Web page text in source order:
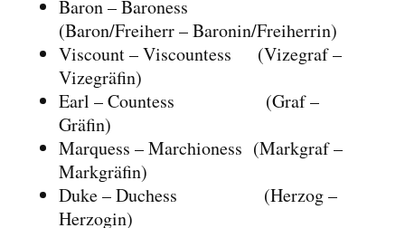
Baron – Baroness
(Baron/Freiherr – Baronin/Freiherrin)
Viscount – Viscountess (Vizegraf –
Vizegräfin)
Earl – Countess (Graf –
Gräfin)
Marquess – Marchioness (Markgraf –
Markgräfin)
Duke – Duchess (Herzog –
Herzogin)